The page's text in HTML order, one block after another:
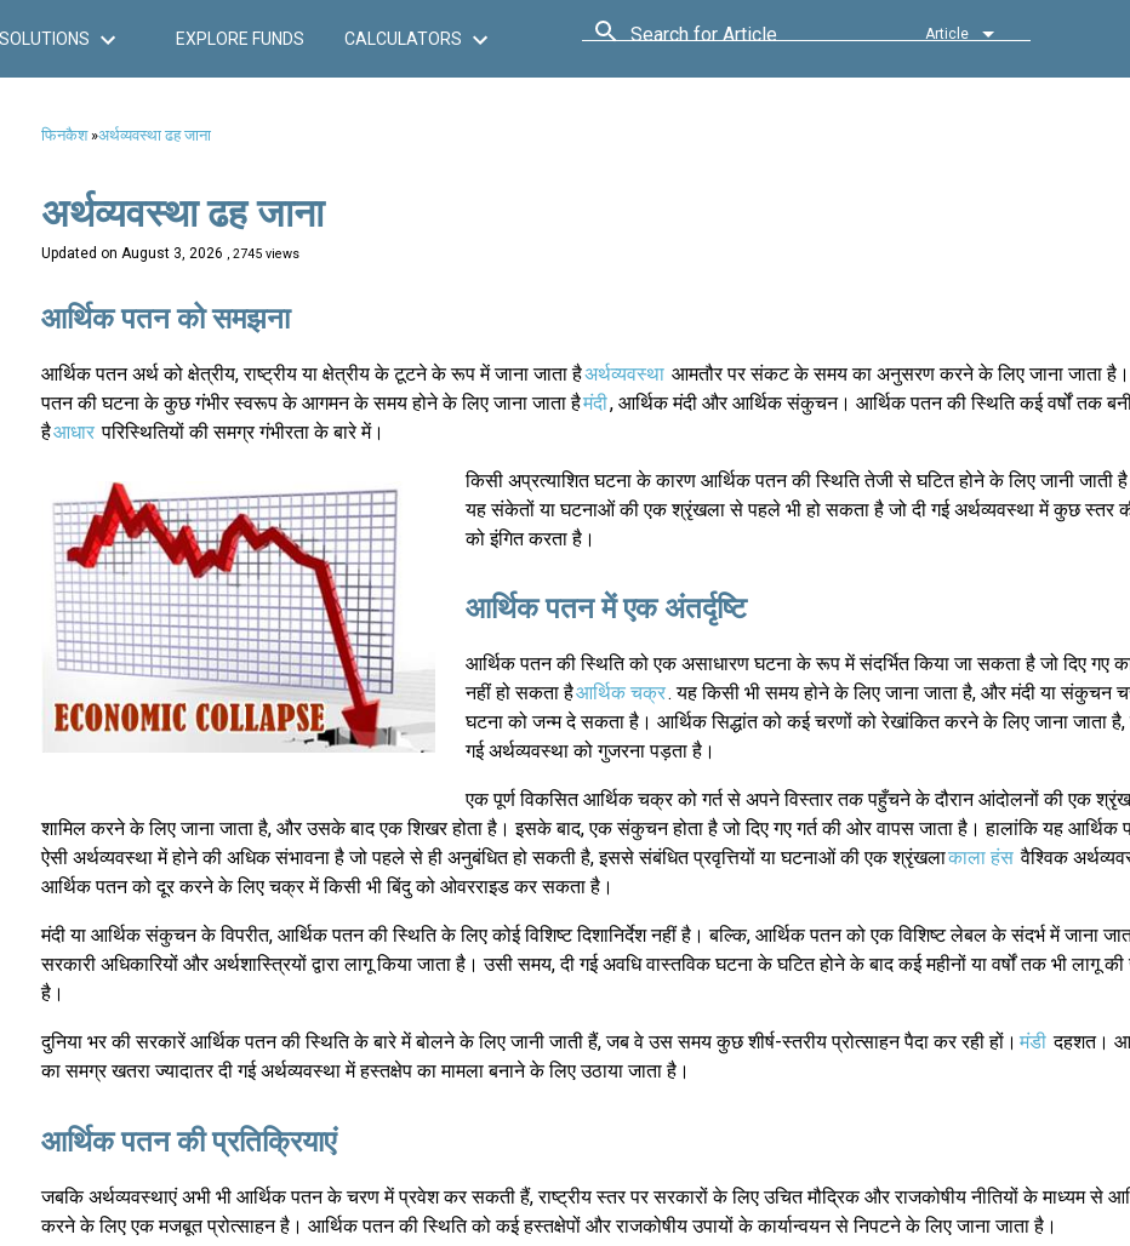
SOLUTIONS EXPLORE FUNDS CALCULATORS Search for Article Article
फिनकैश»अर्थव्यवस्था ढह जाना
अर्थव्यवस्था ढह जाना
Updated on August 3, 2026 , 2745 views
आर्थिक पतन को समझना
आर्थिक पतन अर्थ को क्षेत्रीय, राष्ट्रीय या क्षेत्रीय के टूटने के रूप में जाना जाता हैअर्थव्यवस्था आमतौर पर संकट के समय का अनुसरण करने के लिए जाना जाता
पतन की घटना के कुछ गंभीर स्वरूप के आगमन के समय होने के लिए जाना जाता हैमंदी, आर्थिक मंदी और आर्थिक संकुचन। आर्थिक पतन की स्थिति कई वर्षों तक बनी
हैआधार परिस्थितियों की समग्र गंभीरता के बारे में।
किसी अप्रत्याशित घटना के कारण आर्थिक पतन की स्थिति तेजी से घटित होने के लिए जानी जाती
यह संकेतों या घटनाओं की एक श्रृंखला से पहले भी हो सकता है जो दी गई अर्थव्यवस्था में कुछ स्तर
को इंगित करता है।
आर्थिक पतन में एक अंतर्दृष्टि
आर्थिक पतन की स्थिति को एक असाधारण घटना के रूप में संदर्भित किया जा सकता है जो दिए गए
नहीं हो सकता हैआर्थिक चक्र. यह किसी भी समय होने के लिए जाना जाता है, और मंदी या संकुचन
घटना को जन्म दे सकता है। आर्थिक सिद्धांत को कई चरणों को रेखांकित करने के लिए जाना जाता
गई अर्थव्यवस्था को गुजरना पड़ता है।
एक पूर्ण विकसित आर्थिक चक्र को गर्त से अपने विस्तार तक पहुँचने के दौरान आंदोलनों की एक
शामिल करने के लिए जाना जाता है, और उसके बाद एक शिखर होता है। इसके बाद, एक संकुचन होता है जो दिए गए गर्त की ओर वापस जाता है। हालांकि यह आर्थिक
ऐसी अर्थव्यवस्था में होने की अधिक संभावना है जो पहले से ही अनुबंधित हो सकती है, इससे संबंधित प्रवृत्तियों या घटनाओं की एक श्रृंखलाकाला हंस वैश्विक
आर्थिक पतन को दूर करने के लिए चक्र में किसी भी बिंदु को ओवरराइड कर सकता है।
मंदी या आर्थिक संकुचन के विपरीत, आर्थिक पतन की स्थिति के लिए कोई विशिष्ट दिशानिर्देश नहीं है। बल्कि, आर्थिक पतन को एक विशिष्ट लेबल के संदर्भ में जाना
सरकारी अधिकारियों और अर्थशास्त्रियों द्वारा लागू किया जाता है। उसी समय, दी गई अवधि वास्तविक घटना के घटित होने के बाद कई महीनों या वर्षों तक भी लागू
है।
दुनिया भर की सरकारें आर्थिक पतन की स्थिति के बारे में बोलने के लिए जानी जाती हैं, जब वे उस समय कुछ शीर्ष-स्तरीय प्रोत्साहन पैदा कर रही हों। मंडी दहशत।
का समग्र खतरा ज्यादातर दी गई अर्थव्यवस्था में हस्तक्षेप का मामला बनाने के लिए उठाया जाता है।
आर्थिक पतन की प्रतिक्रियाएं
जबकि अर्थव्यवस्थाएं अभी भी आर्थिक पतन के चरण में प्रवेश कर सकती हैं, राष्ट्रीय स्तर पर सरकारों के लिए उचित मौद्रिक और राजकोषीय नीतियों के माध्यम
करने के लिए एक मजबूत प्रोत्साहन है। आर्थिक पतन की स्थिति को कई हस्तक्षेपों और राजकोषीय उपायों के कार्यान्वयन से निपटने के लिए जाना जाता है।